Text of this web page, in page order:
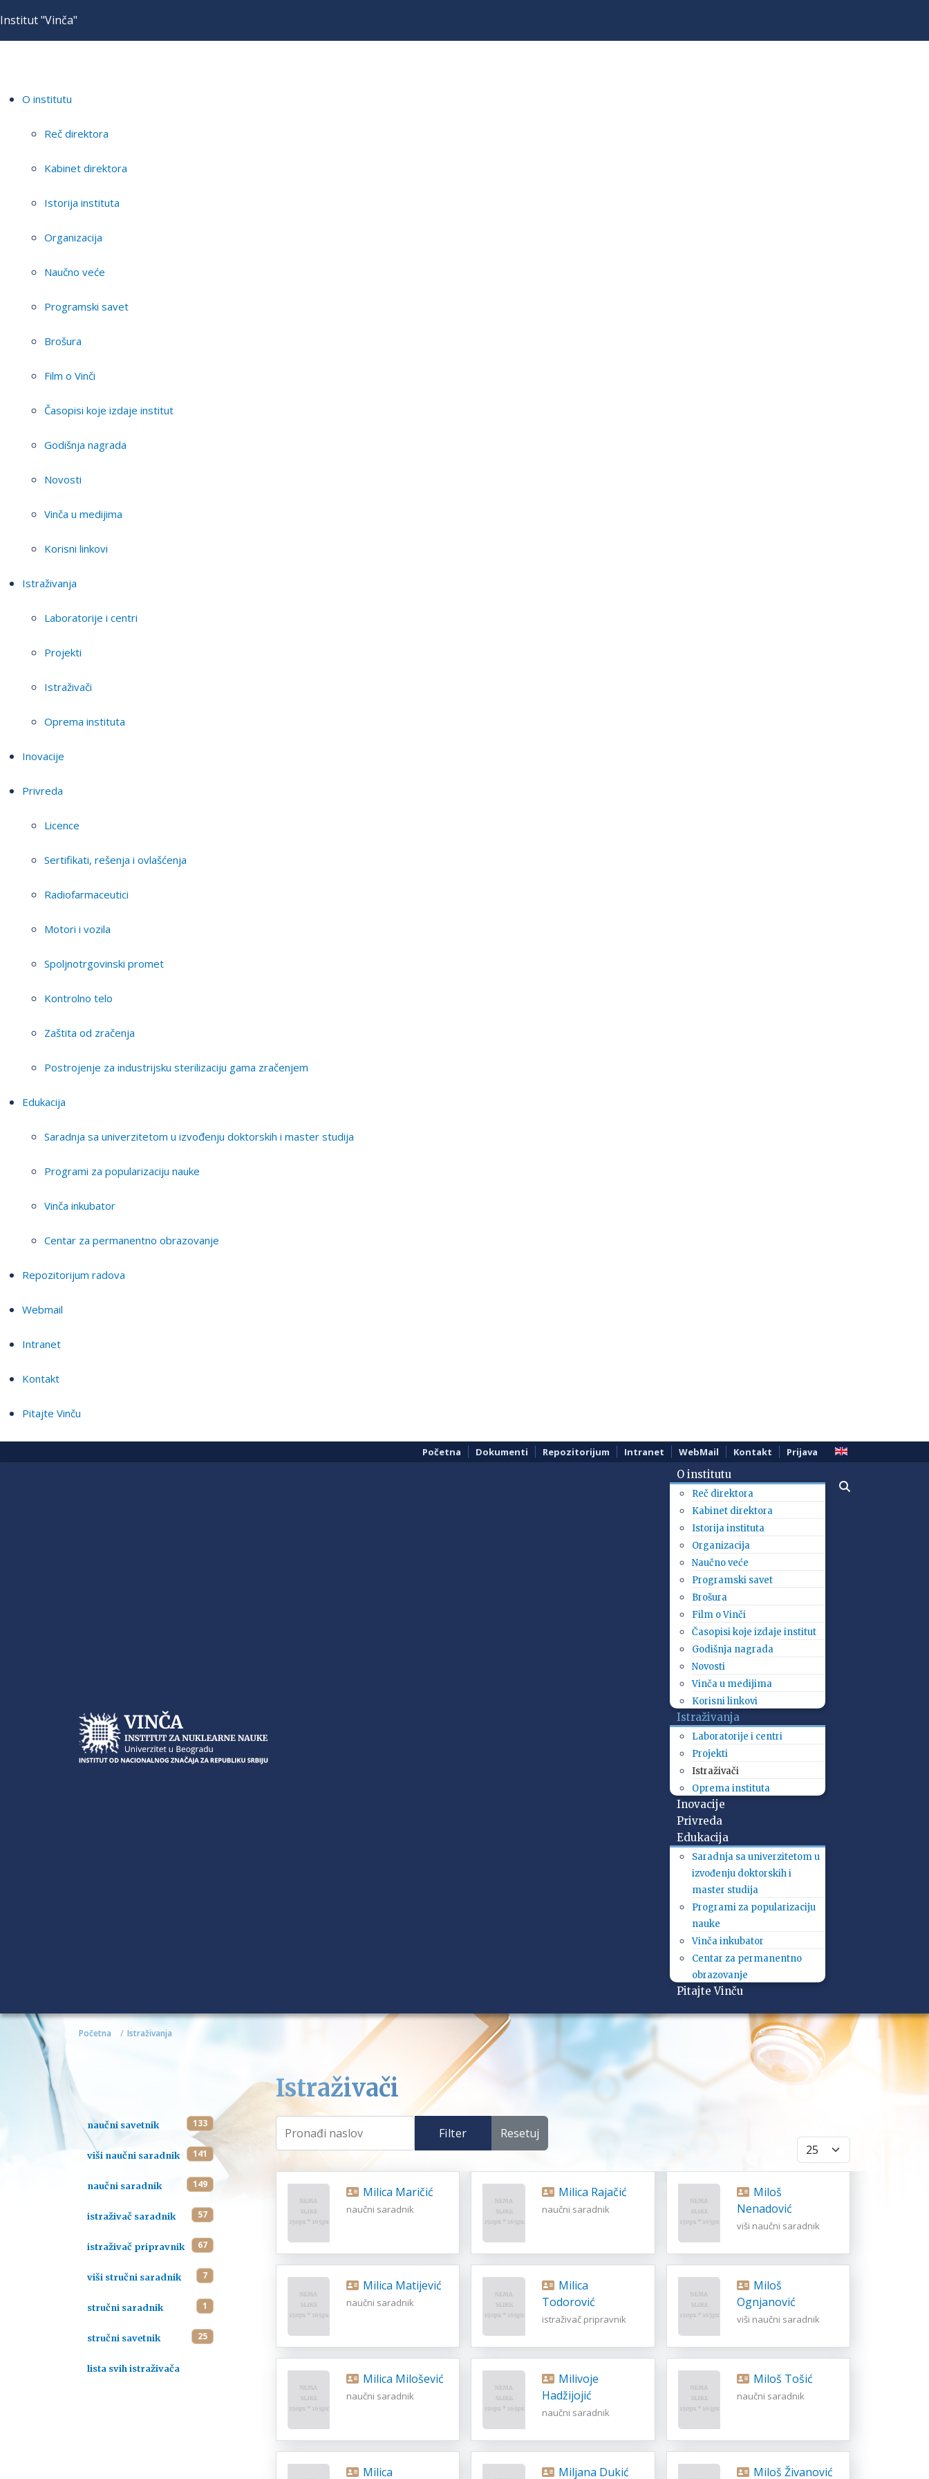
Institut "Vinča"
O institutu
Reč direktora
Kabinet direktora
Istorija instituta
Organizacija
Naučno veće
Programski savet
Brošura
Film o Vinči
Časopisi koje izdaje institut
Godišnja nagrada
Novosti
Vinča u medijima
Korisni linkovi
Istraživanja
Laboratorije i centri
Projekti
Istraživači
Oprema instituta
Inovacije
Privreda
Licence
Sertifikati, rešenja i ovlašćenja
Radiofarmaceutici
Motori i vozila
Spoljnotrgovinski promet
Kontrolno telo
Zaštita od zračenja
Postrojenje za industrijsku sterilizaciju gama zračenjem
Edukacija
Saradnja sa univerzitetom u izvođenju doktorskih i master studija
Programi za popularizaciju nauke
Vinča inkubator
Centar za permanentno obrazovanje
Repozitorijum radova
Webmail
Intranet
Kontakt
Pitajte Vinču
Početna Dokumenti Repozitorijum Intranet WebMail Kontakt Prijava
O institutu
Reč direktora
Kabinet direktora
Istorija instituta
Organizacija
Naučno veće
Programski savet
Brošura
Film o Vinči
Časopisi koje izdaje institut
Godišnja nagrada
Novosti
Vinča u medijima
Korisni linkovi
Istraživanja
Laboratorije i centri
Projekti
Istraživači
Oprema instituta
Inovacije
Privreda
Edukacija
Saradnja sa univerzitetom u
izvođenju doktorskih i
master studija
Programi za popularizaciju
nauke
Vinča inkubator
Centar za permanentno
obrazovanje
Pitajte Vinču
Početna Istraživanja
naučni savetnik 133
viši naučni saradnik 141
naučni saradnik 149
istraživač saradnik 57
istraživač pripravnik 67
viši stručni saradnik 7
stručni saradnik 1
stručni savetnik 25
lista svih istraživača
Istraživači
Filter Resetuj
Prikaži broj
Milica Maričić
naučni saradnik
Milica Matijević
naučni saradnik
Milica Milošević
naučni saradnik
Milica Rajačić
naučni saradnik
Todorović
istraživač pripravnik
Hadžijojić
naučni saradnik
Miljana Dukić
Nenadović
viši naučni saradnik
Ognjanović
viši naučni saradnik
Miloš Tošić
naučni saradnik
Miloš Živanović